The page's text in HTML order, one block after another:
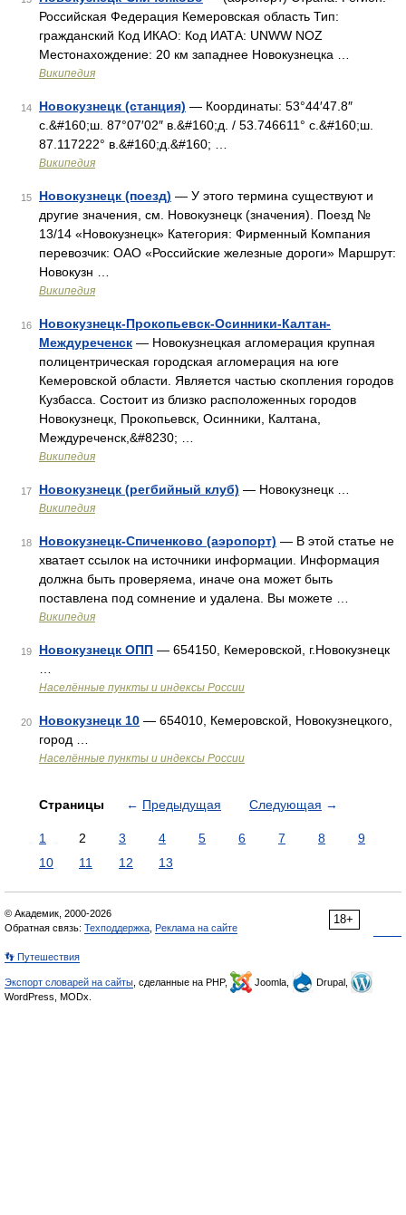
Российская Федерация Кемеровская область Тип:
гражданский Код ИКАО: Код ИАТА: UNWW NOZ
Местонахождение: 20 км западнее Новокузнецка …
Википедия
14 Новокузнецк (станция) — Координаты: 53°44′47.8″
с.&#160;ш. 87°07′02″ в.&#160;д. / 53.746611° с.&#160;ш.
87.117222° в.&#160;д.&#160; …
Википедия
15 Новокузнецк (поезд) — У этого термина существуют и
другие значения, см. Новокузнецк (значения). Поезд №
13/14 «Новокузнецк» Категория: Фирменный Компания
перевозчик: ОАО «Российские железные дороги» Маршрут:
Новокузн …
Википедия
16
Новокузнецк-Прокопьевск-Осинники-Калтан-
Междуреченск — Новокузнецкая агломерация крупная
полицентрическая городская агломерация на юге
Кемеровской области. Является частью скопления городов
Кузбасса. Состоит из близко расположенных городов
Новокузнецк, Прокопьевск, Осинники, Калтана,
Междуреченск,&#8230; …
Википедия
17 Новокузнецк (регбийный клуб) — Новокузнецк …
Википедия
18 Новокузнецк-Спиченково (аэропорт) — В этой статье не
хватает ссылок на источники информации. Информация
должна быть проверяема, иначе она может быть
поставлена под сомнение и удалена. Вы можете …
Википедия
19 Новокузнецк ОПП — 654150, Кемеровской, г.Новокузнецк
Населённые пункты и индексы России
20 Новокузнецк 10 — 654010, Кемеровской, Новокузнецкого,
город …
Населённые пункты и индексы России
Страницы ← Предыдущая Следующая →
1 2 3 4 5 6 7 8
9
10
11 12 13
18+
© Академик, 2000-2026
Обратная связь: Техподдержка Реклама на сайте
👣 Путешествия
Экспорт словарей на сайты , сделанные на PHP, Joomla,
Drupal,
WordPress, MODx.